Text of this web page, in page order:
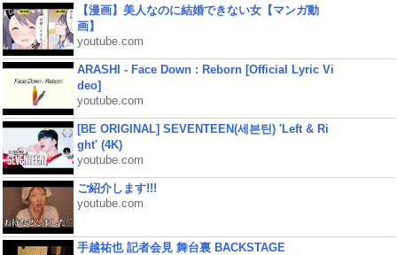
【漫画】美人なのに結婚できない女【マンガ動
画】
youtube.com
ARASHI - Face Down : Reborn [Official Lyric Vi
deo]
youtube.com
[BE ORIGINAL] SEVENTEEN(세븐틴) 'Left & Ri
ght' (4K)
youtube.com
ご紹介します!!!
youtube.com
手越祐也 記者会見 舞台裏 BACKSTAGE